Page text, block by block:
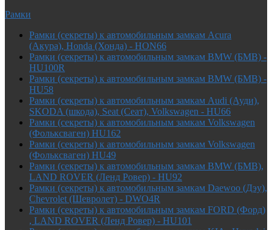
Рамки
Рамки (секреты) к автомобильным замкам Acura
(Акура), Honda (Хонда) - HON66
Рамки (секреты) к автомобильным замкам BMW (БМВ) -
HU100R
Рамки (секреты) к автомобильным замкам BMW (БМВ) -
HU58
Рамки (секреты) к автомобильным замкам Audi (Ауди),
SKODA (шкода), Seat (Сеат), Volkswagen - HU66
Рамки (секреты) к автомобильным замкам Volkswagen
(Фольксваген) HU162
Рамки (секреты) к автомобильным замкам Volkswagen
(Фольксваген) HU49
Рамки (секреты) к автомобильным замкам BMW (БМВ),
LAND ROVER (Ленд Ровер) - HU92
Рамки (секреты) к автомобильным замкам Daewoo (Дэу),
Chevrolet (Шевролет) - DWO4R
Рамки (секреты) к автомобильным замкам FORD (Форд)
, LAND ROVER (Ленд Ровер) - HU101